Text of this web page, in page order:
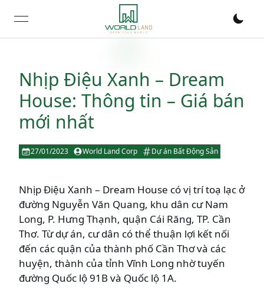
open navigation menu
Nhịp Điệu Xanh – Dream
House: Thông tin – Giá bán
mới nhất
27/01/2023 World Land Corp Dự án Bất Động Sản
Nhịp Điệu Xanh – Dream House có vị trí toạ lạc ở
đường Nguyễn Văn Quang, khu dân cư Nam
Long, P. Hưng Thạnh, quận Cái Răng, TP. Cần
Thơ. Từ dự án, cư dân có thể thuận lợi kết nối
đến các quận của thành phố Cần Thơ và các
huyện, thành của tỉnh Vĩnh Long nhờ tuyến
đường Quốc lộ 91B và Quốc lộ 1A.